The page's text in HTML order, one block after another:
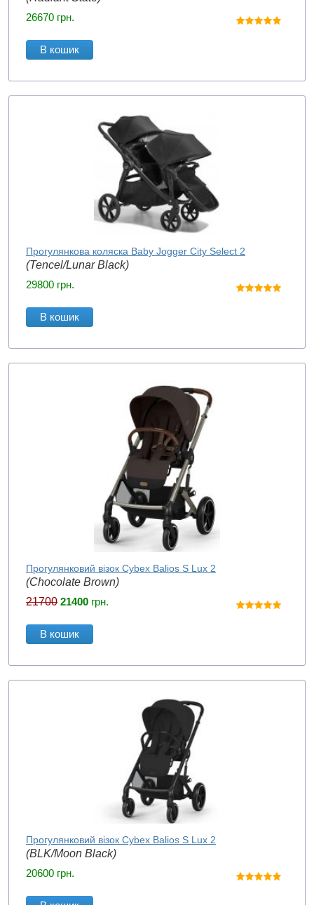
26670 грн.
В кошик
Прогулянкова коляска Baby Jogger City Select 2
(Tencel/Lunar Black)
29800 грн.
В кошик
Прогулянковий візок Cybex Balios S Lux 2
(Chocolate Brown)
21700 21400 грн.
В кошик
Прогулянковий візок Cybex Balios S Lux 2
(BLK/Moon Black)
20600 грн.